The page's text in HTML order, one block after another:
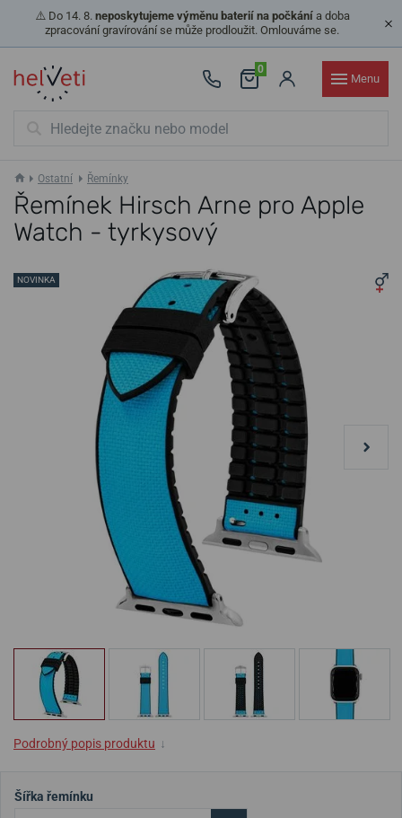
⚠️ Do 14. 8. neposkytujeme výměnu baterií na počkánía doba
zpracování gravírování se může prodloužit. Omlouváme se.
0
Menu
Ostatní Řemínky
Řemínek Hirsch Arne pro Apple
Watch - tyrkysový
NOVINKA
Podrobný popis produktu ↓
Šířka řemínku